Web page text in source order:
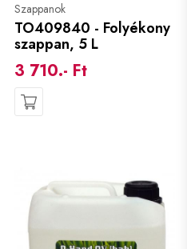
Szappanok
TO409840 - Folyékony
szappan, 5 L
3 710.- Ft